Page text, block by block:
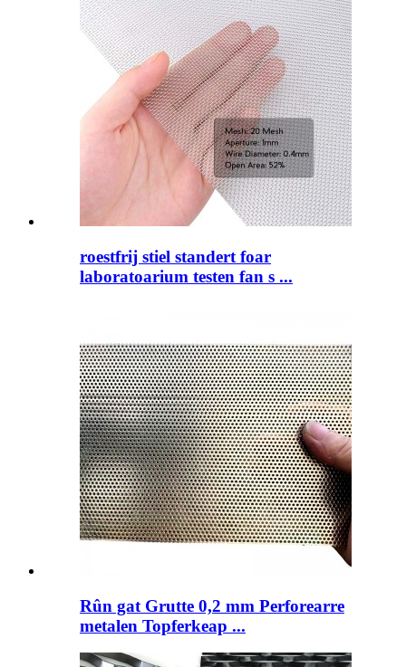
roestfrij stiel standert foar
laboratoarium testen fan s ...
Rûn gat Grutte 0,2 mm Perforearre
metalen Topferkeap ...